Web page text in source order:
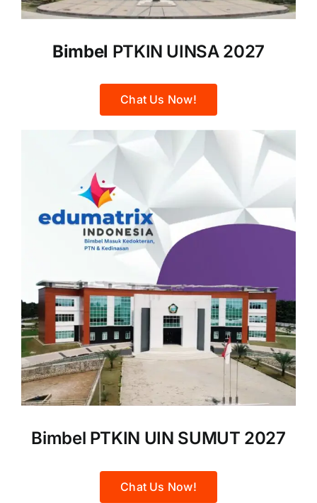
Bimbel PTKIN UINSA 2027
Chat Us Now!
Bimbel PTKIN UIN SUMUT 2027
Chat Us Now!